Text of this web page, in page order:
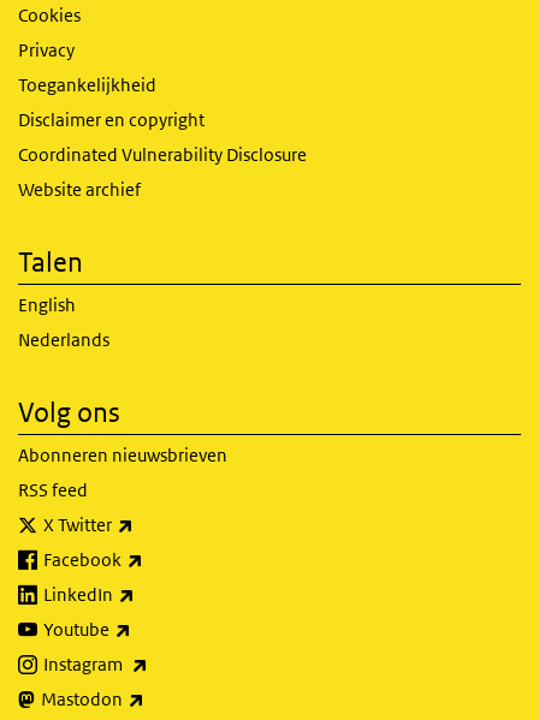
Cookies
Privacy
Toegankelijkheid
Disclaimer en copyright
Coordinated Vulnerability Disclosure
Website archief
Talen
English
Nederlands
Volg ons
Abonneren nieuwsbrieven
RSS feed
X Twitter
Facebook
LinkedIn
Youtube
Instagram
Mastodon